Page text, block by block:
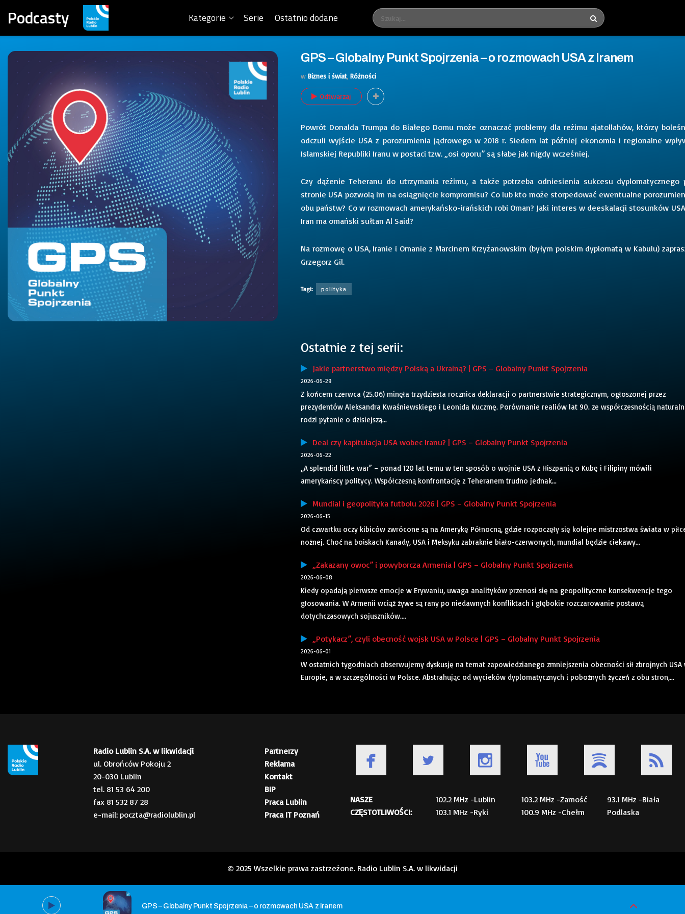
Podcasty Kategorie Serie Ostatnio dodane
GPS – Globalny Punkt Spojrzenia – o rozmowach USA z Iranem
w Biznes i świat, Różności
Odtwarzaj
Powrót Donalda Trumpa do Białego Domu może oznaczać problemy dla reżimu ajatollahów, którzy
odczuli wyjście USA z porozumienia jądrowego w 2018 r. Siedem lat później ekonomia i regionalne
Islamskiej Republiki Iranu w postaci tzw. „osi oporu” są słabe jak nigdy wcześniej.
Czy dążenie Teheranu do utrzymania reżimu, a także potrzeba odniesienia sukcesu dyplomatycznego
stronie USA pozwolą im na osiągnięcie kompromisu? Co lub kto może storpedować ewentualne
obu państw? Co w rozmowach amerykańsko-irańskich robi Oman? Jaki interes w deeskalacji stosunków
Iran ma omański sułtan Al Said?
Na rozmowę o USA, Iranie i Omanie z Marcinem Krzyżanowskim (byłym polskim dyplomatą w Kabulu)
Grzegorz Gil.
Tagi: polityka
Ostatnie z tej serii:
Jakie partnerstwo między Polską a Ukrainą? | GPS – Globalny Punkt Spojrzenia
2026-06-29
Z końcem czerwca (25.06) minęła trzydziesta rocznica deklaracji o partnerstwie strategicznym, ogłoszonej przez
prezydentów Aleksandra Kwaśniewskiego i Leonida Kuczmę. Porównanie realiów lat 90. ze współczesnością
rodzi pytanie o dzisiejszą...
Deal czy kapitulacja USA wobec Iranu? | GPS – Globalny Punkt Spojrzenia
2026-06-22
„A splendid little war” – ponad 120 lat temu w ten sposób o wojnie USA z Hiszpanią o Kubę i Filipiny mówili
amerykańscy politycy. Współczesną konfrontację z Teheranem trudno jednak...
Mundial i geopolityka futbolu 2026 | GPS – Globalny Punkt Spojrzenia
2026-06-15
Od czwartku oczy kibiców zwrócone są na Amerykę Północną, gdzie rozpoczęły się kolejne mistrzostwa świata w
nożnej. Choć na boiskach Kanady, USA i Meksyku zabraknie biało-czerwonych, mundial będzie ciekawy...
„Zakazany owoc” i powyborcza Armenia | GPS – Globalny Punkt Spojrzenia
2026-06-08
Kiedy opadają pierwsze emocje w Erywaniu, uwaga analityków przenosi się na geopolityczne konsekwencje tego
głosowania. W Armenii wciąż żywe są rany po niedawnych konfliktach i głębokie rozczarowanie postawą
dotychczasowych sojuszników....
„Potykacz”, czyli obecność wojsk USA w Polsce | GPS – Globalny Punkt Spojrzenia
2026-06-01
W ostatnich tygodniach obserwujemy dyskusję na temat zapowiedzianego zmniejszenia obecności sił zbrojnych USA
Europie, a w szczególności w Polsce. Abstrahując od wycieków dyplomatycznych i pobożnych życzeń z obu stron,...
Radio Lublin S.A. w likwidacji
ul. Obrońców Pokoju 2
20-030 Lublin
tel. 81 53 64 200
fax 81 532 87 28
e-mail: poczta@radiolublin.pl
Partnerzy
Reklama
Kontakt
BIP
Praca Lublin
Praca IT Poznań
NASZE
CZĘSTOTLIWOŚCI:
102.2 MHz -Lublin
103.1 MHz -Ryki
103.2 MHz -Zamość
100.9 MHz -Chełm
93.1 MHz -Biała
Podlaska
© 2025 Wszelkie prawa zastrzeżone. Radio Lublin S.A. w likwidacji
GPS – Globalny Punkt Spojrzenia – o rozmowach USA z Iranem